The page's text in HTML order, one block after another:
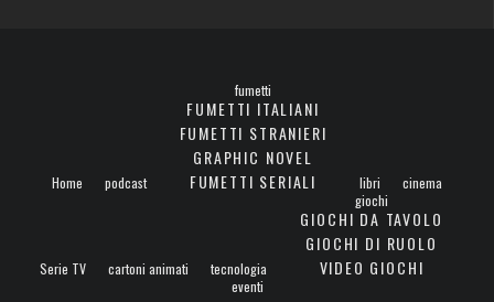
Home podcast
fumetti
FUMETTI ITALIANI
FUMETTI STRANIERI
GRAPHIC NOVEL
FUMETTI SERIALI
libri cinema
Serie TV cartoni animati tecnologia
giochi
GIOCHI DA TAVOLO
GIOCHI DI RUOLO
VIDEO GIOCHI
eventi